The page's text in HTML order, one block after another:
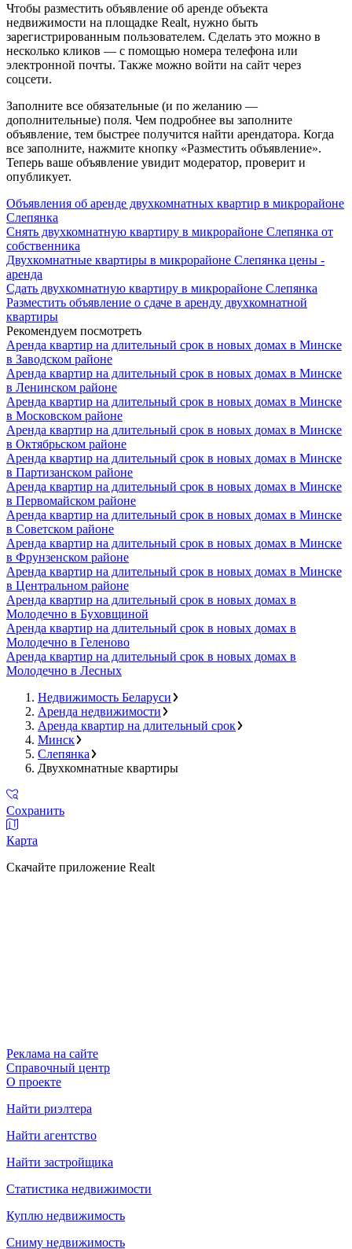
Чтобы разместить объявление об аренде объекта
недвижимости на площадке Realt, нужно быть
зарегистрированным пользователем. Сделать это можно в
несколько кликов — с помощью номера телефона или
электронной почты. Также можно войти на сайт через
соцсети.
Заполните все обязательные (и по желанию —
дополнительные) поля. Чем подробнее вы заполните
объявление, тем быстрее получится найти арендатора. Когда
все заполните, нажмите кнопку «Разместить объявление».
Теперь ваше объявление увидит модератор, проверит и
опубликует.
Объявления об аренде двухкомнатных квартир в микрорайоне
Слепянка
Снять двухкомнатную квартиру в микрорайоне Слепянка от
собственника
Двухкомнатные квартиры в микрорайоне Слепянка цены -
аренда
Сдать двухкомнатную квартиру в микрорайоне Слепянка
Разместить объявление о сдаче в аренду двухкомнатной
квартиры
Рекомендуем посмотреть
Аренда квартир на длительный срок в новых домах в Минске
в Заводском районе
Аренда квартир на длительный срок в новых домах в Минске
в Ленинском районе
Аренда квартир на длительный срок в новых домах в Минске
в Московском районе
Аренда квартир на длительный срок в новых домах в Минске
в Октябрьском районе
Аренда квартир на длительный срок в новых домах в Минске
в Партизанском районе
Аренда квартир на длительный срок в новых домах в Минске
в Первомайском районе
Аренда квартир на длительный срок в новых домах в Минске
в Советском районе
Аренда квартир на длительный срок в новых домах в Минске
в Фрунзенском районе
Аренда квартир на длительный срок в новых домах в Минске
в Центральном районе
Аренда квартир на длительный срок в новых домах в
Молодечно в Буховщиной
Аренда квартир на длительный срок в новых домах в
Молодечно в Геленово
Аренда квартир на длительный срок в новых домах в
Молодечно в Лесных
Недвижимость Беларуси
Аренда недвижимости
Аренда квартир на длительный срок
Минск
Слепянка
Двухкомнатные квартиры
Сохранить
Карта
Скачайте приложение Realt
Реклама на сайте
Справочный центр
О проекте
Найти риэлтера
Найти агентство
Найти застройщика
Статистика недвижимости
Куплю недвижимость
Сниму недвижимость